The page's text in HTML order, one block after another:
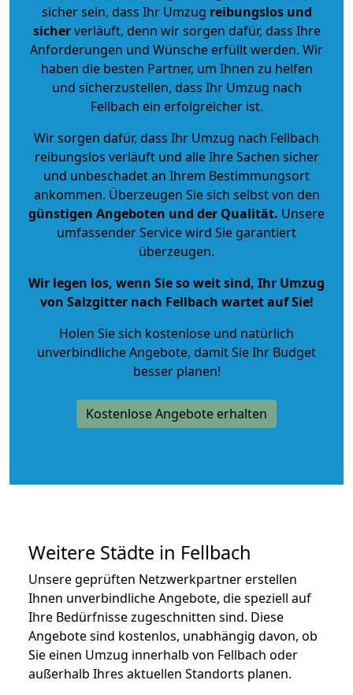
sicher sein, dass Ihr Umzug reibungslos und
sicherverläuft, denn wir sorgen dafür, dass Ihre
Anforderungen und Wünsche erfüllt werden. Wir
haben die besten Partner, um Ihnen zu helfen
und sicherzustellen, dass Ihr Umzug nach
Fellbach ein erfolgreicher ist.
Wir sorgen dafür, dass Ihr Umzug nach Fellbach
reibungslos verläuft und alle Ihre Sachen sicher
und unbeschadet an Ihrem Bestimmungsort
ankommen. Überzeugen Sie sich selbst von den
günstigen Angeboten und der Qualität. Unsere
umfassender Service wird Sie garantiert
überzeugen.
Wir legen los, wenn Sie so weit sind, Ihr Umzug
von Salzgitter nach Fellbach wartet auf Sie!
Holen Sie sich kostenlose und natürlich
unverbindliche Angebote, damit Sie Ihr Budget
besser planen!
Kostenlose Angebote erhalten
Weitere Städte in Fellbach
Unsere geprüften Netzwerkpartner erstellen
Ihnen unverbindliche Angebote, die speziell auf
Ihre Bedürfnisse zugeschnitten sind. Diese
Angebote sind kostenlos, unabhängig davon, ob
Sie einen Umzug innerhalb von Fellbach oder
außerhalb Ihres aktuellen Standorts planen.